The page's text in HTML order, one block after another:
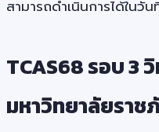
สามารถดำเนินการได้ใน
TCAS68 รอบ 3
มหาวิทยาลัยราช